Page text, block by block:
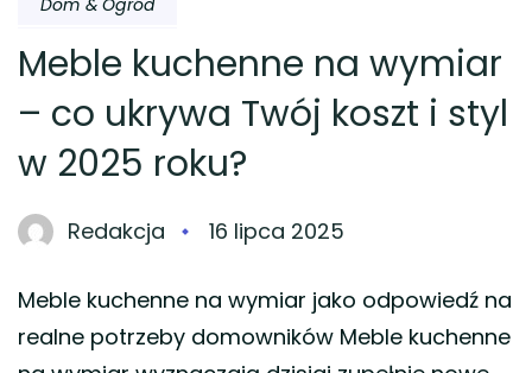
Dom & Ogród
Meble kuchenne na wymiar
– co ukrywa Twój koszt i styl
w 2025 roku?
Redakcja 16 lipca 2025
Meble kuchenne na wymiar jako odpowiedź na
realne potrzeby domowników Meble kuchenne